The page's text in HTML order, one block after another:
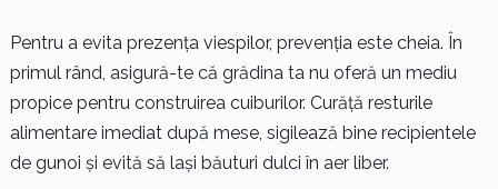
Pentru a evita prezența viespilor, prevenția este cheia. În
primul rând, asigură-te că grădina ta nu oferă un mediu
propice pentru construirea cuiburilor. Curăță resturile
alimentare imediat după mese, sigilează bine recipientele
de gunoi și evită să lași băuturi dulci în aer liber.